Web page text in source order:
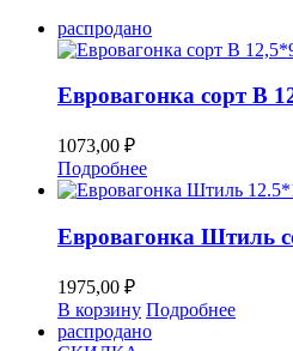
распродано
Евровагонка сорт В
1073,00 ₽
Подробнее
Евровагонка Штиль
1975,00 ₽
В корзину Подробнее
распродано